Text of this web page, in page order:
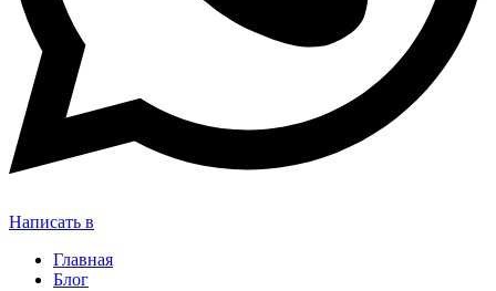
Написать в
Главная
Блог